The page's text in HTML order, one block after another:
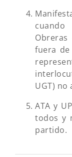
cuando
fuera
UGT) no
ATA y
todos y
partido.